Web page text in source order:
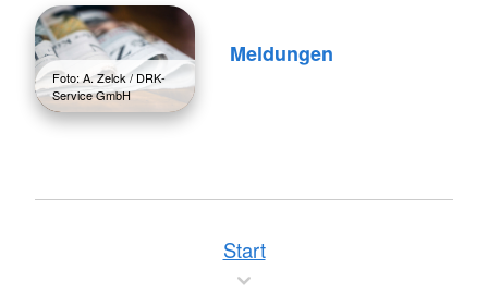
Foto: A. Zelck / DRK-
Service GmbH
Meldungen
Start